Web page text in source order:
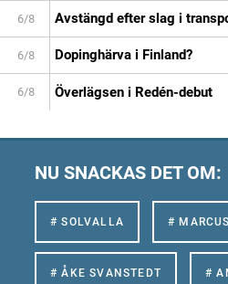
6/8 Avstängd efter slag i
6/8 Dopinghärva i Finland?
6/8 Överlägsen i Redén-debut
NU SNACKAS DET OM:
# SOLVALLA #
# ÅKE SVANSTEDT #